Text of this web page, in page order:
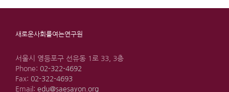
새로운사회를여는연구원
서울시 영등포구 선유동 1로 33, 3층
Phone: 02-322-4692
Fax: 02-322-4693
Email: edu@saesayon.org